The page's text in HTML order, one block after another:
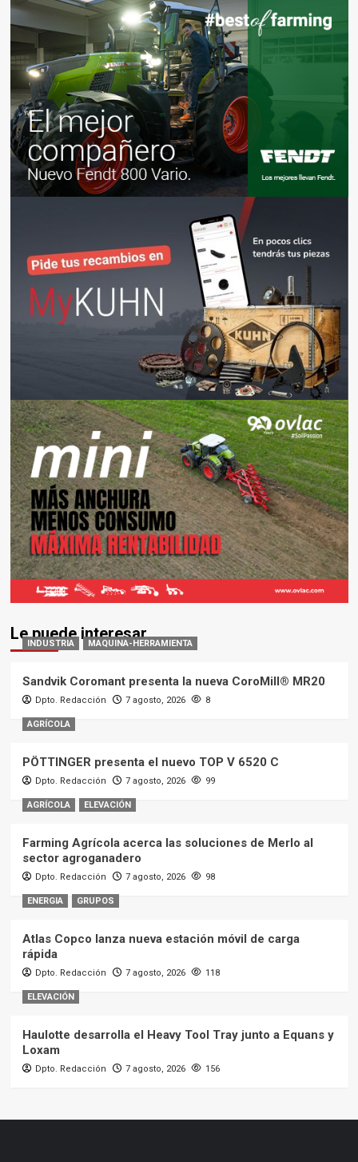
Le puede interesar
INDUSTRIA MAQUINA-HERRAMIENTA
Sandvik Coromant presenta la nueva CoroMill® MR20
Dpto. Redacción 7 agosto, 2026 8
AGRÍCOLA
PÖTTINGER presenta el nuevo TOP V 6520 C
Dpto. Redacción 7 agosto, 2026 99
AGRÍCOLA ELEVACIÓN
Farming Agrícola acerca las soluciones de Merlo al
sector agroganadero
Dpto. Redacción 7 agosto, 2026 98
ENERGIA GRUPOS
Atlas Copco lanza nueva estación móvil de carga
rápida
Dpto. Redacción 7 agosto, 2026 118
ELEVACIÓN
Haulotte desarrolla el Heavy Tool Tray junto a Equans y
Loxam
Dpto. Redacción 7 agosto, 2026 156